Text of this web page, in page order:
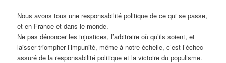
Nous avons tous une responsabilité politique de ce qui se passe,
et en France et dans le monde.
Ne pas dénoncer les injustices, l’arbitraire où qu’ils soient, et
laisser triompher l’impunité, même à notre échelle, c’est l’échec
assuré de la responsabilité politique et la victoire du populisme.